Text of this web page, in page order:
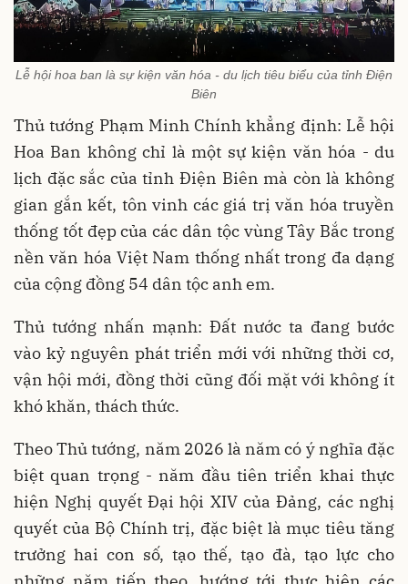
Lễ hội hoa ban là sự kiện văn hóa - du lịch tiêu biểu của tỉnh Điện
Biên
Thủ tướng Phạm Minh Chính khẳng định: Lễ hội
Hoa Ban không chỉ là một sự kiện văn hóa - du
lịch đặc sắc của tỉnh Điện Biên mà còn là không
gian gắn kết, tôn vinh các giá trị văn hóa truyền
thống tốt đẹp của các dân tộc vùng Tây Bắc trong
nền văn hóa Việt Nam thống nhất trong đa dạng
của cộng đồng 54 dân tộc anh em.
Thủ tướng nhấn mạnh: Đất nước ta đang bước
vào kỷ nguyên phát triển mới với những thời cơ,
vận hội mới, đồng thời cũng đối mặt với không ít
khó khăn, thách thức.
Theo Thủ tướng, năm 2026 là năm có ý nghĩa đặc
biệt quan trọng - năm đầu tiên triển khai thực
hiện Nghị quyết Đại hội XIV của Đảng, các nghị
quyết của Bộ Chính trị, đặc biệt là mục tiêu tăng
trưởng hai con số, tạo thế, tạo đà, tạo lực cho